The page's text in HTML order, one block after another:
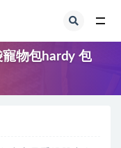
物包hardy 包